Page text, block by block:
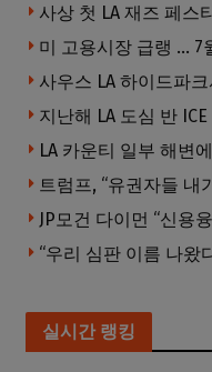
트럼프, “유권자들 내
실시간 랭킹